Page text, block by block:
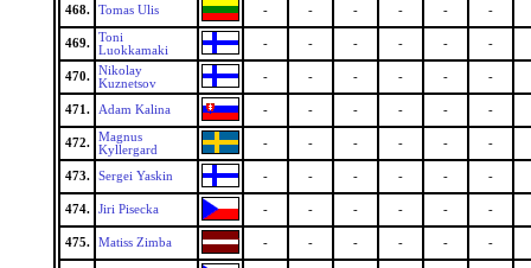
468. Tomas Ulis - - - - - -
469.
Toni
Luokkamaki
- - - - - -
470.
Nikolay
Kuznetsov
- - - - - -
471. Adam Kalina - - - - - -
472.
Magnus
Kyllergard
- - - - - -
473. Sergei Yaskin - - - - - -
474. Jiri Pisecka - - - - - -
475. Matiss Zimba - - - - - -